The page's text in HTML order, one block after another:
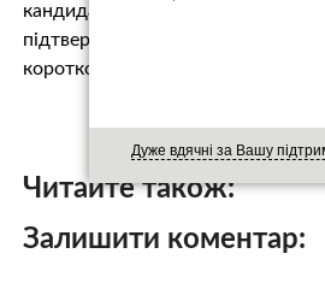
Дуже вдячні за Вашу
кандидата – президента Румунії
підтверджують NOS, що Йоганніс
короткостроковій перспектив…
Читайте також:
Залишити коментар: